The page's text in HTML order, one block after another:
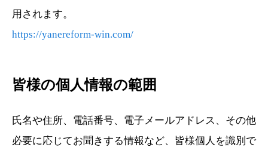
COMPANY
NEWS
Q&A
用されます。
https://yanereform-win.com/
皆様の個人情報の範囲
氏名や住所、電話番号、電子メールアドレス、その他
必要に応じてお聞きする情報など、皆様個人を識別で